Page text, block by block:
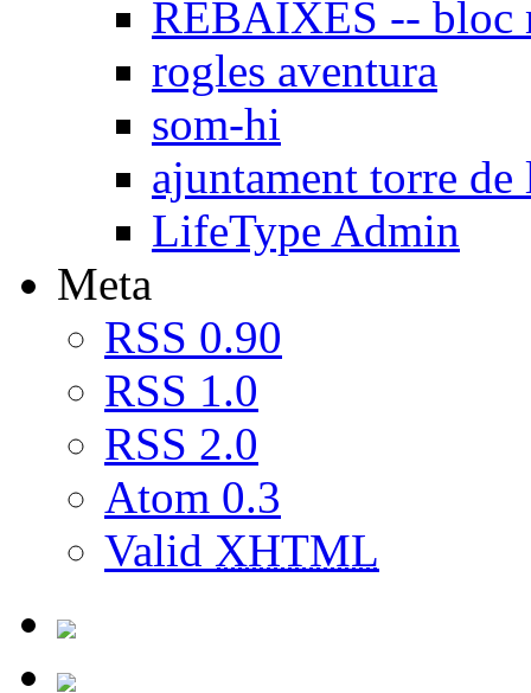
REBAIXES -- bloc
rogles aventura
som-hi
ajuntament torre de
LifeType Admin
Meta
RSS 0.90
RSS 1.0
RSS 2.0
Atom 0.3
Valid XHTML